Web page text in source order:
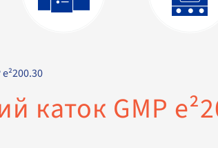
каток GMP